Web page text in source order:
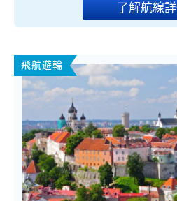
了解航線
飛航遊輪